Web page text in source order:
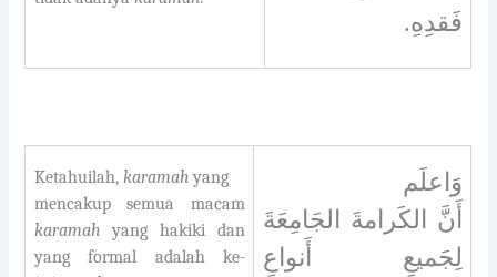
فَقدِهِ.
Ketahuilah, karamahyang
mencakup semua macam
karamahyang hakiki dan
yang formal adalah ke-
وَاعلَم
أَنَّ الكَرامةَ الجَامِعَةَ
لِجَميعِ أَنواعِ